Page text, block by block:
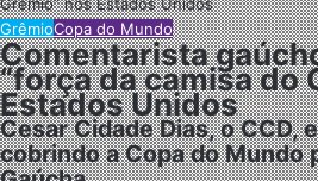
GrêmioCopa do Mundo
Comentarista
“força da camisa do
Estados Unidos
Cesar Cidade Dias, o CCD,
cobrindo a Copa do Mundo